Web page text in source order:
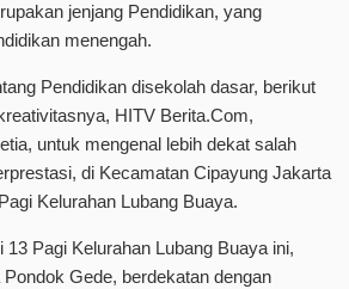
jenjang Pendidikan, yang
menengah.
Pendidikan disekolah dasar, berikut
HITV Berita.Com,
untuk mengenal lebih dekat salah
di Kecamatan Cipayung Jakarta
Kelurahan Lubang Buaya.
Pagi Kelurahan Lubang Buaya ini,
Gede, berdekatan dengan